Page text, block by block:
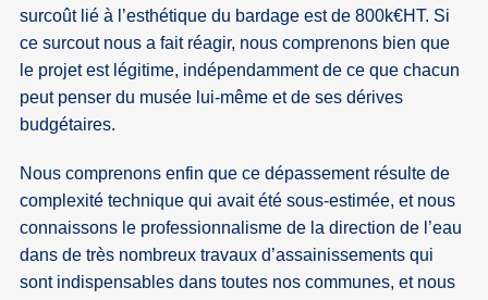
surcoût lié à l’esthétique du bardage est de 800k€HT. Si
ce surcout nous a fait réagir, nous comprenons bien que
le projet est légitime, indépendamment de ce que chacun
peut penser du musée lui-même et de ses dérives
budgétaires.
Nous comprenons enfin que ce dépassement résulte de
complexité technique qui avait été sous-estimée, et nous
connaissons le professionnalisme de la direction de l’eau
dans de très nombreux travaux d’assainissements qui
sont indispensables dans toutes nos communes, et nous